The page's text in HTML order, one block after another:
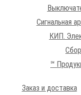
Сигнальная
КИП.
℠
Заказ и доставка